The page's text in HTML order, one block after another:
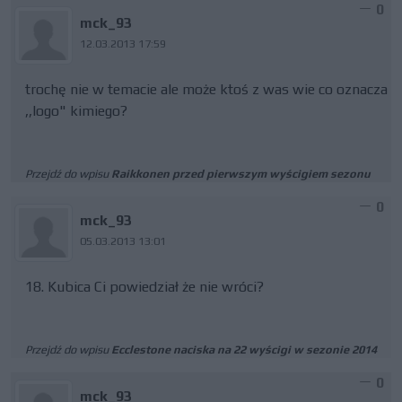
mck_93
12.03.2013 17:59
0
trochę nie w temacie ale może ktoś z was wie co oznacza
,,logo" kimiego?
Przejdź do wpisu Raikkonen przed pierwszym wyścigiem sezonu
mck_93
05.03.2013 13:01
0
18. Kubica Ci powiedział że nie wróci?
Przejdź do wpisu Ecclestone naciska na 22 wyścigi w sezonie 2014
mck_93
0